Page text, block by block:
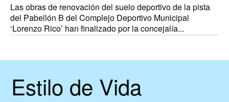
Las obras de renovación del suelo deportivo de la pista
del Pabellón B del Complejo Deportivo Municipal
‘Lorenzo Rico’ han finalizado por la concejalía...
Estilo de Vida